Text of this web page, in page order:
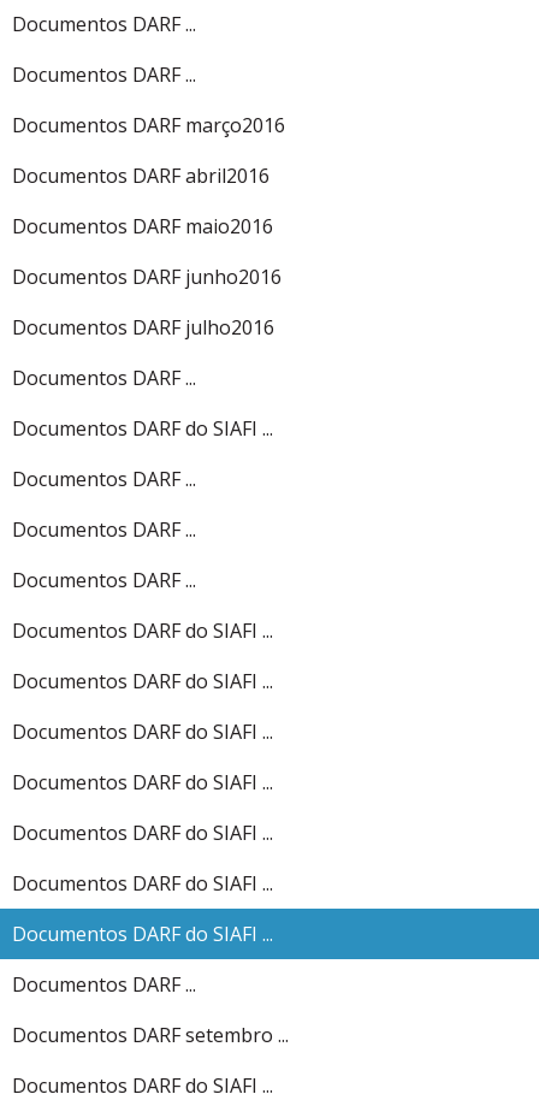
Documentos DARF ...
Documentos DARF ...
Documentos DARF março2016
Documentos DARF abril2016
Documentos DARF maio2016
Documentos DARF junho2016
Documentos DARF julho2016
Documentos DARF ...
Documentos DARF do SIAFI ...
Documentos DARF ...
Documentos DARF ...
Documentos DARF ...
Documentos DARF do SIAFI ...
Documentos DARF do SIAFI ...
Documentos DARF do SIAFI ...
Documentos DARF do SIAFI ...
Documentos DARF do SIAFI ...
Documentos DARF do SIAFI ...
Documentos DARF do SIAFI ...
Documentos DARF ...
Documentos DARF setembro ...
Documentos DARF do SIAFI ...